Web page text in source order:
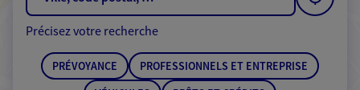
Précisez votre recherche
PRÉVOYANCE
PROFESSIONNELS ET ENTREPRISE